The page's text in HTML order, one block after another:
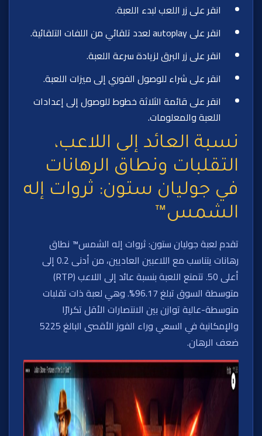
انقر على زر اللعب لبدء اللعبة.
انقر على autoplay لعدد تلقائي من اللفات التلقائية.
انقر على زر البرق لزيادة سرعة اللعبة.
انقر على شراء للوصول الفوري إلى ميزات اللعبة.
انقر على قائمة الثلاثة خطوط للوصول إلى إعدادات
اللعبة والمعلومات.
نسبة العائد إلى اللاعب،
التقلبات ونطاق الرهانات
في جوليان ستون: ثروات إله
الشمس™
تقدم لعبة جوليان ستون: ثروات إله الشمس™ نطاق
رهانات يتناسب مع اللاعبين العاديين، من أدنى 0.2 إلى
أعلى 50. تتمتع اللعبة بنسبة عائد إلى اللاعب (RTP)
متوسطة السوق تبلغ 96.17%. وهي لعبة ذات تقلبات
متوسطة-عالية توازن بين الانتصارات الأقل تكرارًا
والإمكانية في السعي وراء الفوز الأقصى البالغ 5225
ضعف الرهان.